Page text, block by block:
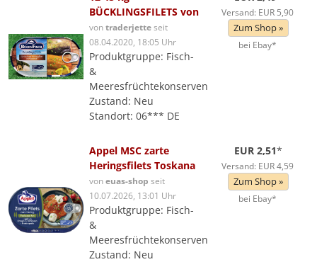
BÜCKLINGSFILETS von
vontraderjetteseit
08.04.2020, 18:05 Uhr
Produktgruppe: Fisch-
&
Meeresfrüchtekonserven
Zustand: Neu
Standort: 06*** DE
Versand: EUR 5,90
Zum Shop »
bei Ebay*
Appel MSC zarte
Heringsfilets Toskana
voneuas-shop seit
10.07.2026, 13:01 Uhr
Produktgruppe: Fisch-
&
Meeresfrüchtekonserven
Zustand: Neu
EUR 2,51*
Versand: EUR 4,59
Zum Shop »
bei Ebay*